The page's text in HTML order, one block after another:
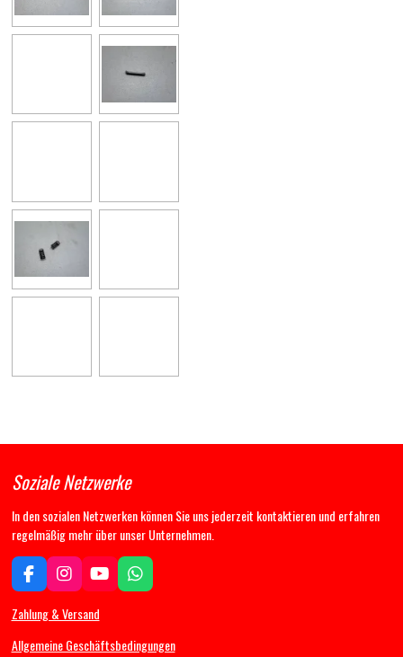
Soziale Netzwerke
In den sozialen Netzwerken können Sie uns jederzeit kontaktieren und erfahren
regelmäßig mehr über unser Unternehmen.
F
a
c
b
I
n
s
a
Y
o
u
u
W
h
s
Zahlung & Versand
Allgemeine Geschäftsbedingungen